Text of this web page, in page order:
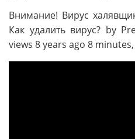
Внимание! Вирус
Как удалить вирус? by
views 8 years ago 8